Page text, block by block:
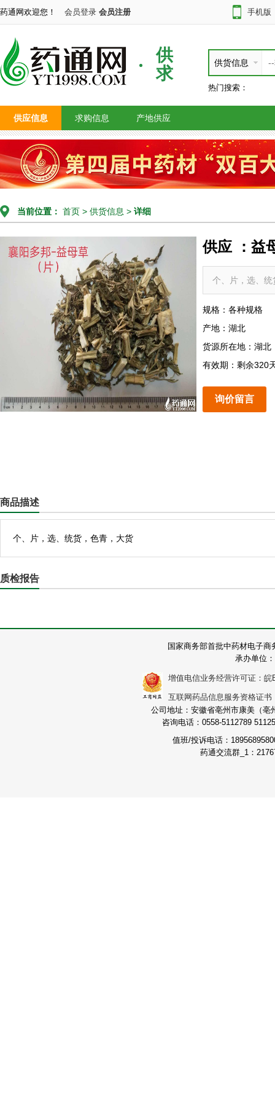
药通网欢迎您！ 会员登录 会员注册 手机版
供
求
供货信息
热门搜索：
供应信息 求购信息 产地供应
当前位置： 首页 > 供货信息 > 详细
供应 ：益
个、片，选、
规格：各种规格
产地：湖北
货源所在地：湖北
有效期：剩余320
询价留言
商品描述
个、片，选、统货，色青，大货
质检报告
国家商务部首批中药材电子
承办单位
增值电信业务经营许可证：皖
互联网药品信息服务资格证
公司地址：安徽省亳州市康美（
咨询电话：0558-5112789
值班/投诉电话：
药通交流群_1：